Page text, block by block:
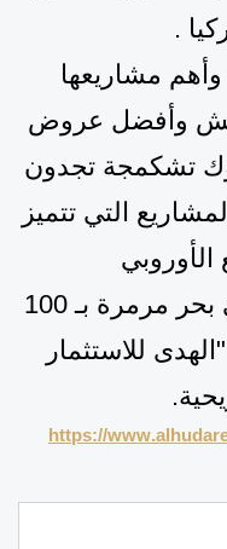
.
مشاريعها
وأفضل عروض
تشكمجة تجدون
التي تتميز
الكلاسيكي ويبعد عن شاطئ بحر مرمرة بـ 100
للاستثمار
.
https://